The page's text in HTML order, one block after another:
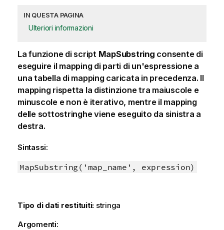
IN QUESTA PAGINA
Ulteriori informazioni
La funzione di script MapSubstring consente di
eseguire il mapping di parti di un'espressione a
una tabella di mapping caricata in precedenza. Il
mapping rispetta la distinzione tra maiuscole e
minuscole e non è iterativo, mentre il mapping
delle sottostringhe viene eseguito da sinistra a
destra.
Sintassi:
MapSubstring('map_name', expression)
Tipo di dati restituiti: stringa
Argomenti: